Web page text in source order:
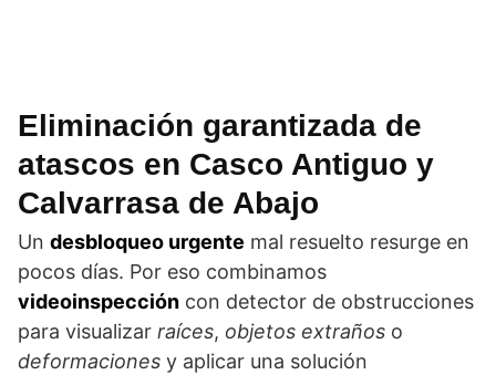
Eliminación garantizada de
atascos en Casco Antiguo y
Calvarrasa de Abajo
Un desbloqueo urgente mal resuelto resurge en
pocos días. Por eso combinamos
videoinspección con detector de obstrucciones
para visualizar raíces, objetos extraños o
deformaciones y aplicar una solución